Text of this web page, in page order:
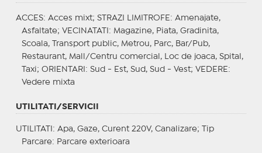
ACCES: Acces mixt; STRAZI LIMITROFE : Amenajate,
Asfaltate; VECINATATI : Magazine, Piata, Gradinita,
Scoala, Transport public, Metrou, Parc, Bar/Pub,
Restaurant, Mall/Centru comercial, Loc de joaca, Spital,
Taxi; ORIENTARI : Sud - Est, Sud, Sud - Vest; VEDERE :
Vedere mixta
UTILITATI/SERVICII
UTILITATI : Apa, Gaze, Curent 220V, Canalizare;
Tip
Parcare: Parcare exterioara